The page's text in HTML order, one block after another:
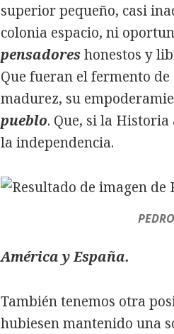
superior pequeño, casi
colonia espacio, ni
pensadoreshonestos y
Que fueran el fermento
madurez, su
pueblo. Que, si la
la independencia.
América y España.
También tenemos otra
hubiesen mantenido una